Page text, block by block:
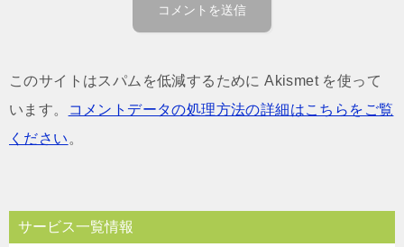
このサイトはスパムを低減するために Akismet を使って
います。
コメントデータの処理方法の詳細はこちらをご覧
ください 。
サービス一覧情報